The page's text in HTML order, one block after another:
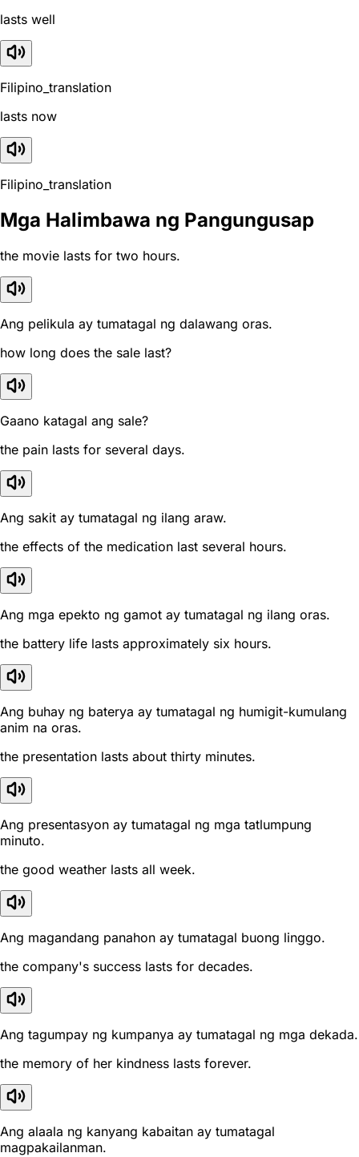
lasts well
Filipino_translation
lasts now
Filipino_translation
Mga Halimbawa ng Pangungusap
the movie lasts for two hours.
Ang pelikula ay tumatagal ng dalawang oras.
how long does the sale last?
Gaano katagal ang sale?
the pain lasts for several days.
Ang sakit ay tumatagal ng ilang araw.
the effects of the medication last several hours.
Ang mga epekto ng gamot ay tumatagal ng ilang oras.
the battery life lasts approximately six hours.
Ang buhay ng baterya ay tumatagal ng humigit-kumulang
anim na oras.
the presentation lasts about thirty minutes.
Ang presentasyon ay tumatagal ng mga tatlumpung
minuto.
the good weather lasts all week.
Ang magandang panahon ay tumatagal buong linggo.
the company's success lasts for decades.
Ang tagumpay ng kumpanya ay tumatagal ng mga dekada.
the memory of her kindness lasts forever.
Ang alaala ng kanyang kabaitan ay tumatagal
magpakailanman.